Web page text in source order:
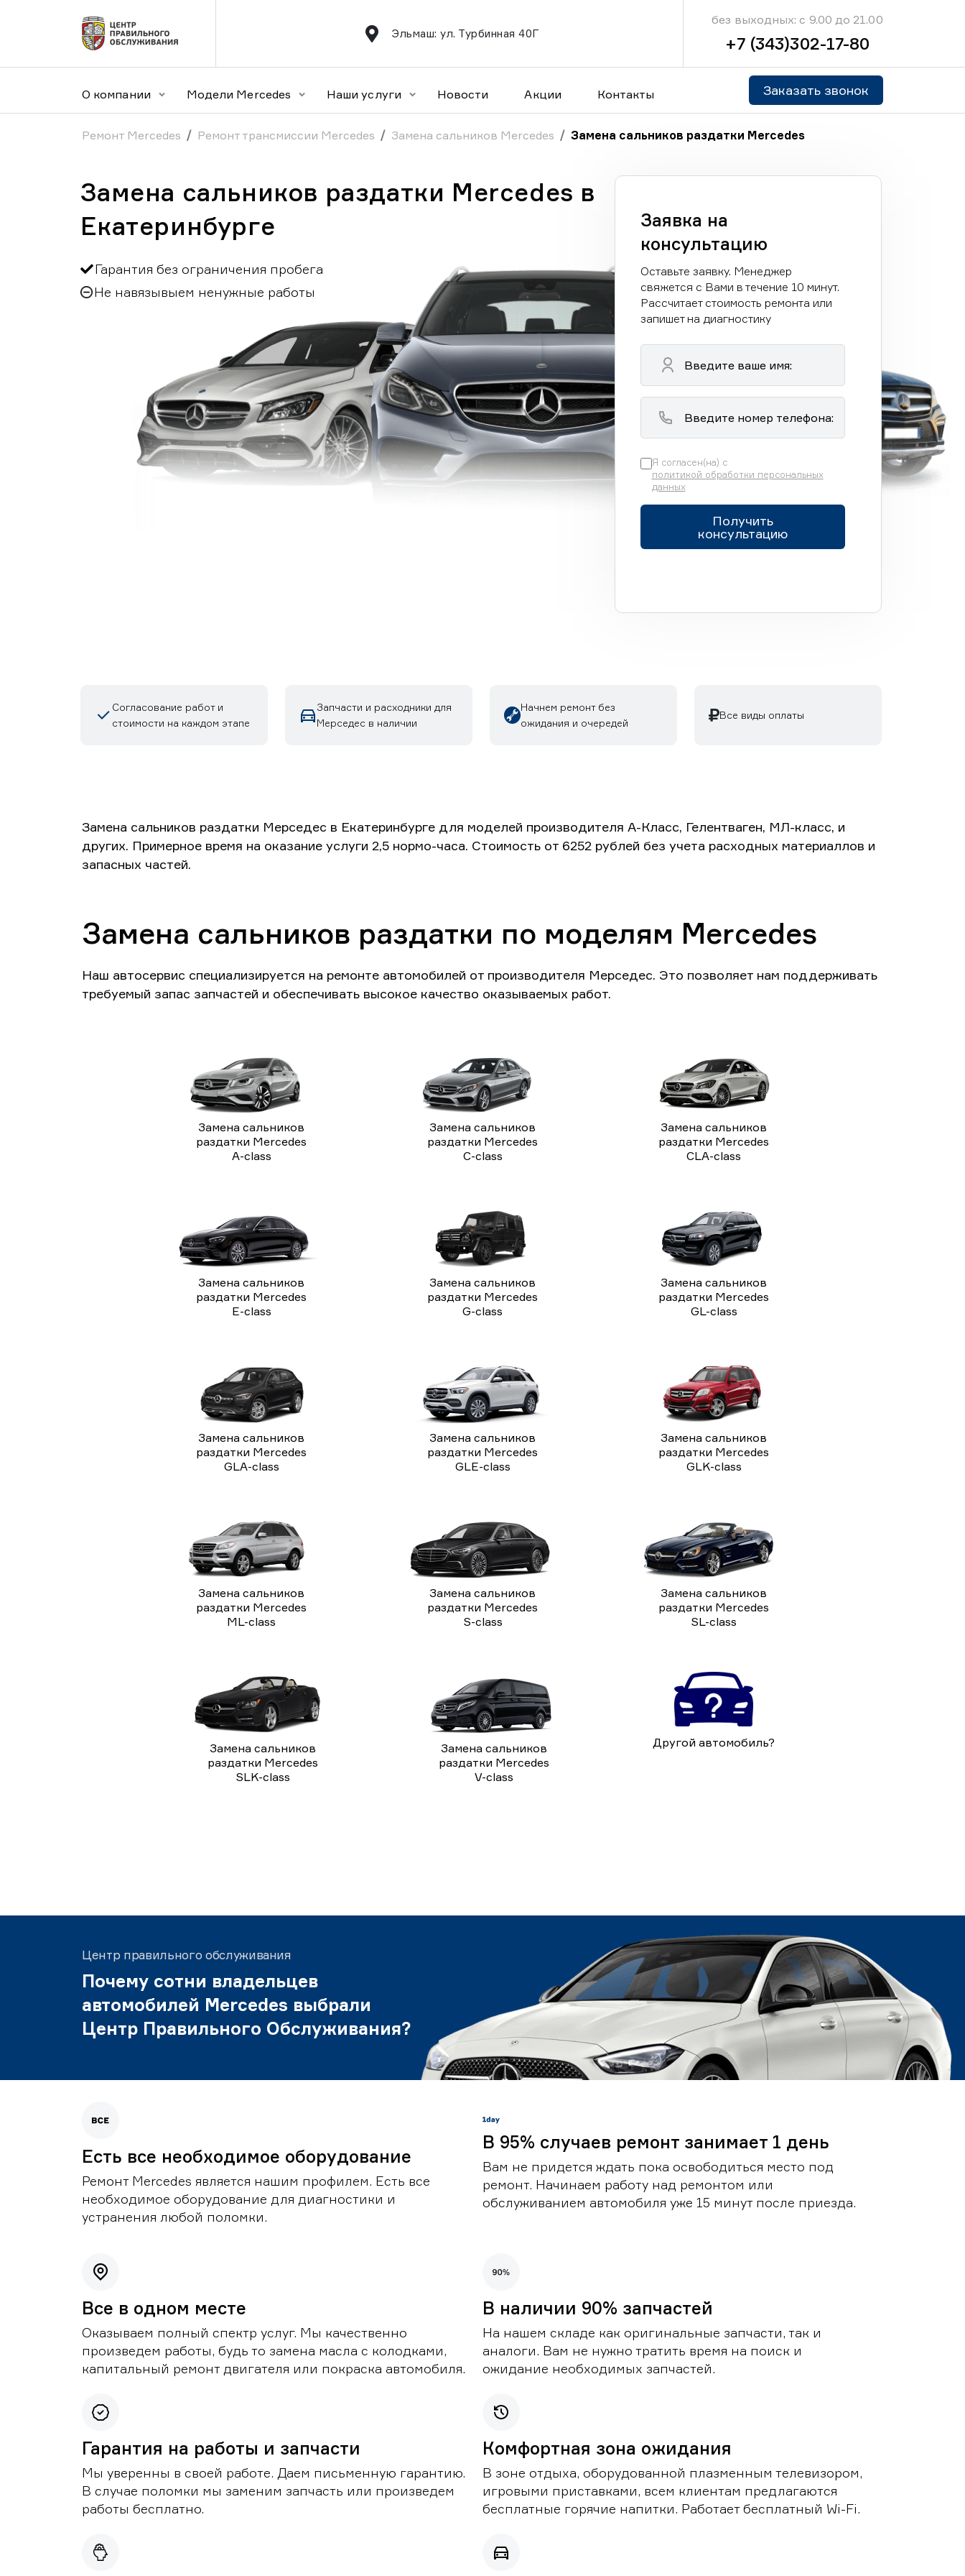
Эльмаш: ул. Турбинная 40Г
без выходных: с 9.00 до 21.00
+7 (343)302-17-80
О компании Модели Mercedes Наши услуги Новости Акции Контакты Заказать звонок
Ремонт Mercedes Ремонт трансмиссии Mercedes Замена сальников Mercedes Замена сальников раздатки Mercedes
Замена сальников раздатки Mercedes в
Екатеринбурге
Гарантия без ограничения пробега
Не навязывыем ненужные работы
Заявка на
консультацию
Оставьте заявку. Менеджер
свяжется с Вами в течение 10 минут.
Рассчитает стоимость ремонта или
запишет на диагностику
Я согласен(на) с
политикой обработки персональных
данных
Получить
консультацию
Согласование работ и
стоимости на каждом этапе
Запчасти и расходники для
Мерседес в наличии
Начнем ремонт без
ожидания и очередей
Все виды оплаты
Замена сальников раздатки Мерседес в Екатеринбурге для моделей производителя А-Класс, Гелентваген, МЛ-класс, и
других. Примерное время на оказание услуги 2,5 нормо-часа. Стоимость от 6252 рублей без учета расходных материаллов и
запасных частей.
Замена сальников раздатки по моделям Mercedes
Наш автосервис специализируется на ремонте автомобилей от производителя Мерседес. Это позволяет нам поддерживать
требуемый запас запчастей и обеспечивать высокое качество оказываемых работ.
Замена сальников
раздатки Mercedes
A-class
Замена сальников
раздатки Mercedes
C-class
Замена сальников
раздатки Mercedes
CLA-class
Замена сальников
раздатки Mercedes
E-class
Замена сальников
раздатки Mercedes
G-class
Замена сальников
раздатки Mercedes
GL-class
Замена сальников
раздатки Mercedes
GLA-class
Замена сальников
раздатки Mercedes
GLE-class
Замена сальников
раздатки Mercedes
GLK-class
Замена сальников
раздатки Mercedes
ML-class
Замена сальников
раздатки Mercedes
S-class
Замена сальников
раздатки Mercedes
SL-class
Замена сальников
раздатки Mercedes
SLK-class
Замена сальников
раздатки Mercedes
V-class
Другой автомобиль?
Центр правильного обслуживания
Почему сотни владельцев
автомобилей Mercedes выбрали
Центр Правильного Обслуживания?
Есть все необходимое оборудование
Ремонт Mercedes является нашим профилем. Есть все
необходимое оборудование для диагностики и
устранения любой поломки.
В 95% случаев ремонт занимает 1 день
Вам не придется ждать пока освободиться место под
ремонт. Начинаем работу над ремонтом или
обслуживанием автомобиля уже 15 минут после приезда.
Все в одном месте
Оказываем полный спектр услуг. Мы качественно
произведем работы, будь то замена масла с колодками,
капитальный ремонт двигателя или покраска автомобиля.
В наличии 90% запчастей
На нашем складе как оригинальные запчасти, так и
аналоги. Вам не нужно тратить время на поиск и
ожидание необходимых запчастей.
Гарантия на работы и запчасти
Мы уверенны в своей работе. Даем письменную гарантию.
В случае поломки мы заменим запчасть или произведем
работы бесплатно.
Комфортная зона ожидания
В зоне отдыха, оборудованной плазменным телевизором,
игровыми приставками, всем клиентам предлагаются
бесплатные горячие напитки. Работает бесплатный Wi-Fi.